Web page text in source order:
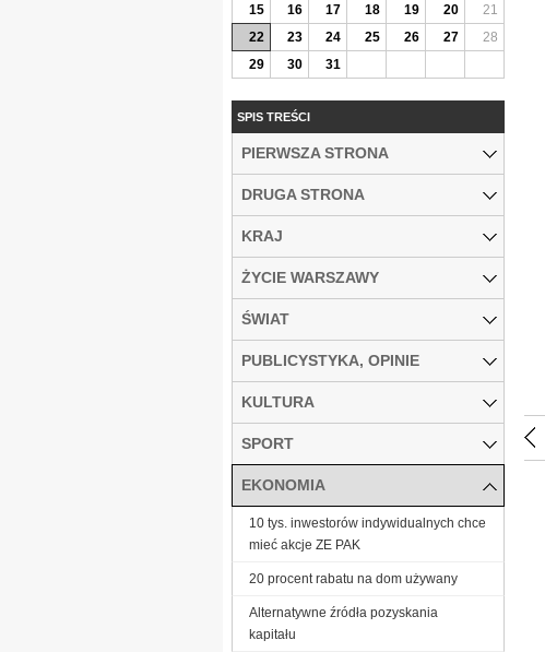
15
16 17 18 19 20
21
22
23 24 25 26 27
28
29
30 31
SPIS TREŚCI
PIERWSZA STRONA
DRUGA STRONA
KRAJ
ŻYCIE WARSZAWY
ŚWIAT
PUBLICYSTYKA, OPINIE
KULTURA
SPORT
EKONOMIA
10 tys. inwestorów indywidualnych chce
mieć akcje ZE PAK
20 procent rabatu na dom używany
Alternatywne źródła pozyskania
kapitału